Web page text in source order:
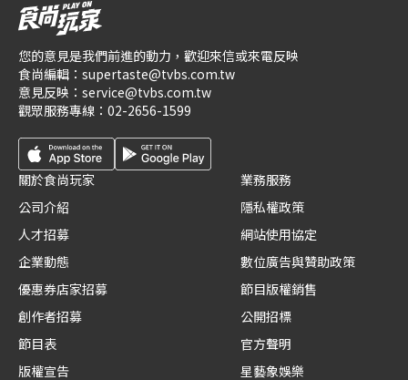
您的意見是我們前進的動力，歡迎來信或來電反映
食尚編輯： supertaste@tvbs.com.tw
意見反映： service@tvbs.com.tw
觀眾服務專線： 02-2656-1599
關於食尚玩家
公司介紹
人才招募
企業動態
優惠券店家招募
創作者招募
節目表
版權宣告
業務服務
隱私權政策
網站使用協定
數位廣告與贊助政策
節目版權銷售
公開招標
官方聲明
星藝象娛樂